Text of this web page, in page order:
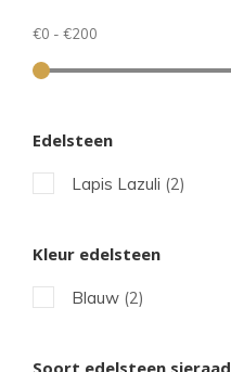
€0 - €200
Edelsteen
Lapis Lazuli (2)
Kleur edelsteen
Blauw (2)
Soort edelsteen sieraad